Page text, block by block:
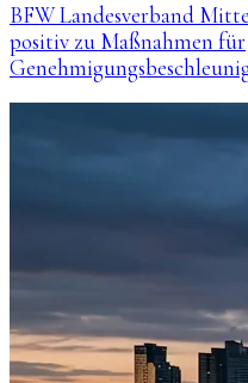
BFW Landesverband
positiv zu Maßnahmen für